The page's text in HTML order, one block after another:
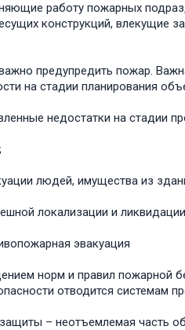
работу пожарных
конструкций,
предупредить пожар.
на стадии планирования
недостатки на стадии
людей, имущества из
локализации и
эвакуация
норм и правил пожарной
отводится системам
– неотъемлемая часть